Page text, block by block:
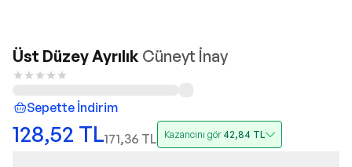
Üst Düzey Ayrılık Cüneyt İnay
Sepette İndirim
128,52 TL171,36 TL Kazancını gör 42,84 TL